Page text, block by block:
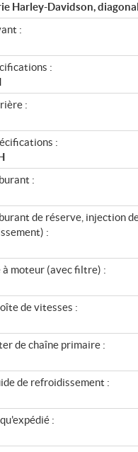
Harley-Davidson,
:
:
:
:
:
de réserve, injection
:
à moteur (avec filtre) :
de vitesses :
de chaîne primaire :
de refroidissement :
: